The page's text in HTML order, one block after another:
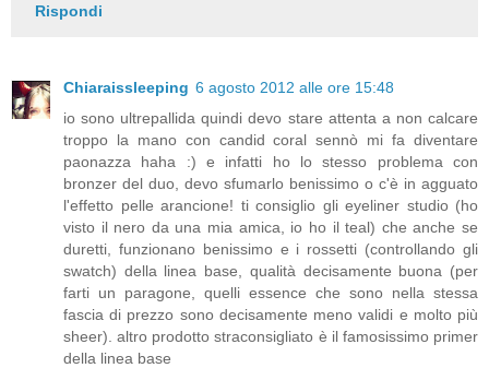
Rispondi
Chiaraissleeping 6 agosto 2012 alle ore 15:48
io sono ultrepallida quindi devo stare attenta a non calcare
troppo la mano con candid coral sennò mi fa diventare
paonazza haha :) e infatti ho lo stesso problema con
bronzer del duo, devo sfumarlo benissimo o c'è in agguato
l'effetto pelle arancione! ti consiglio gli eyeliner studio (ho
visto il nero da una mia amica, io ho il teal) che anche se
duretti, funzionano benissimo e i rossetti (controllando gli
swatch) della linea base, qualità decisamente buona (per
farti un paragone, quelli essence che sono nella stessa
fascia di prezzo sono decisamente meno validi e molto più
sheer). altro prodotto straconsigliato è il famosissimo primer
della linea base